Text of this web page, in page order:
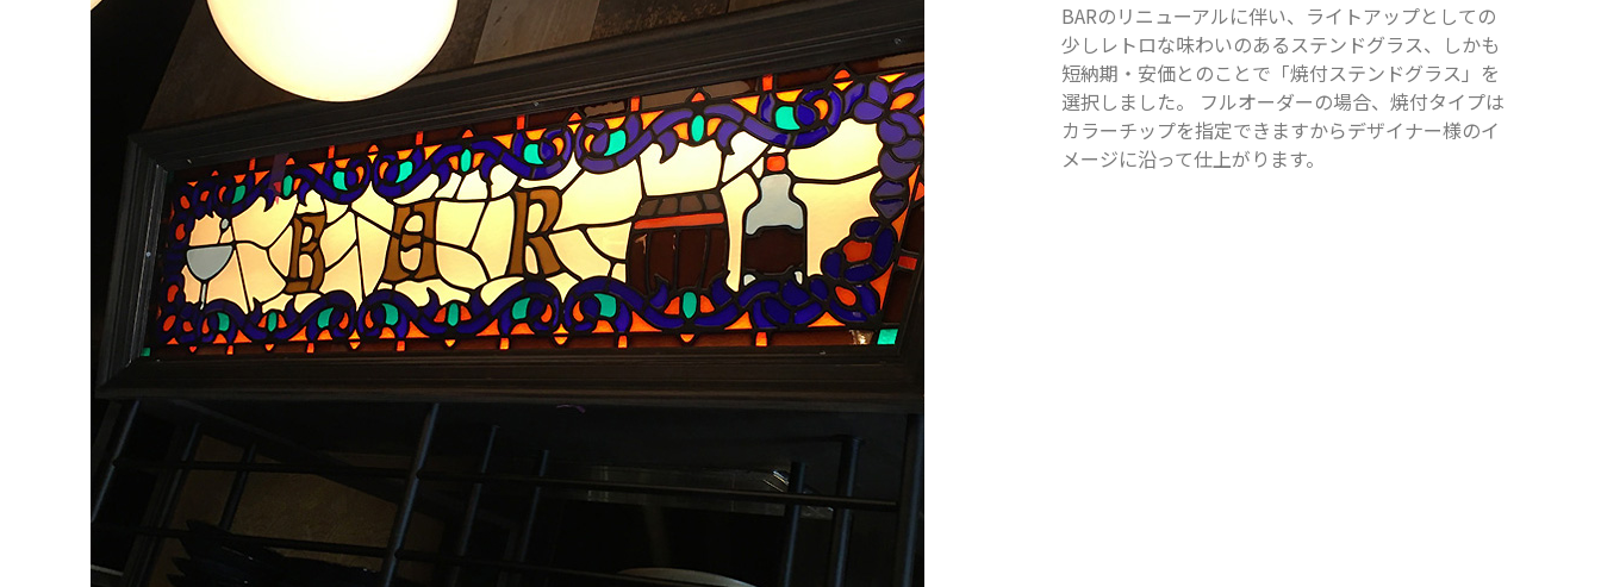
BARのリニューアルに伴い、ライトアップとしての
少しレトロな味わいのあるステンドグラス、しかも
短納期・安価とのことで「焼付ステンドグラス」を
選択しました。 フルオーダーの場合、焼付タイプは
カラーチップを指定できますからデザイナー様のイ
メージに沿って仕上がります。